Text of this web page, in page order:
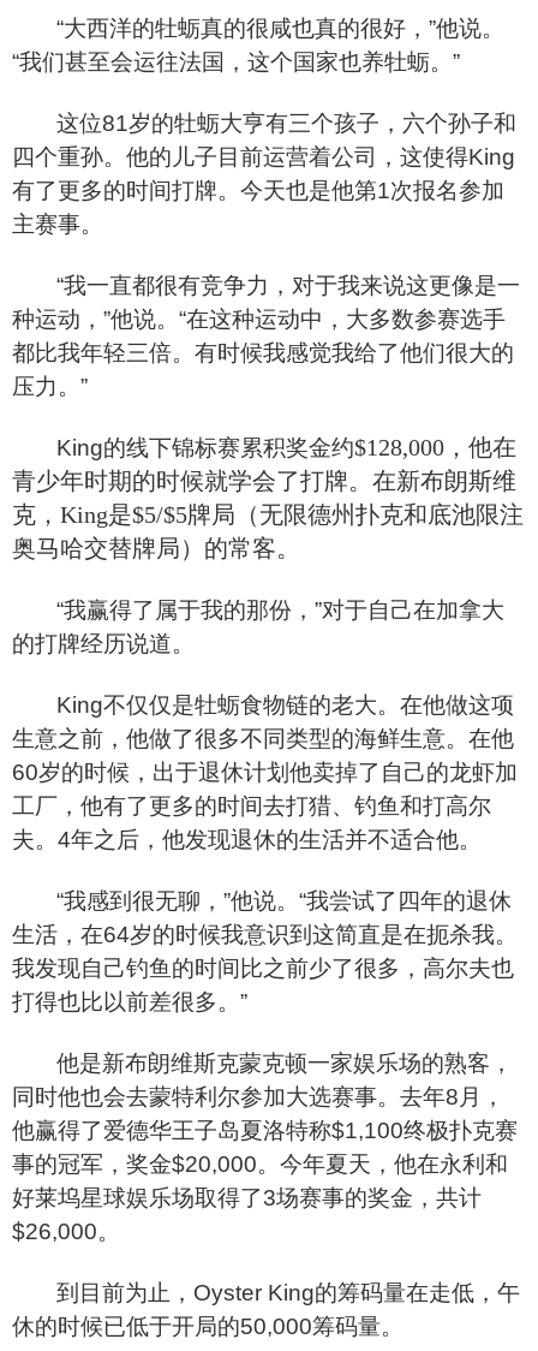
“大西洋的牡蛎真的很咸也真的很好，”他说。
“我们甚至会运往法国，这个国家也养牡蛎。”
这位81岁的牡蛎大亨有三个孩子，六个孙子和
四个重孙。他的儿子目前运营着公司，这使得King
有了更多的时间打牌。今天也是他第1次报名参加
主赛事。
“我一直都很有竞争力，对于我来说这更像是一
种运动，”他说。“在这种运动中，大多数参赛选手
都比我年轻三倍。有时候我感觉我给了他们很大的
压力。”
King的线下锦标赛累积奖金约$128,000 ，他在
青少年时期的时候就学会了打牌。在新布朗斯维
克，King是$5/$5牌局（无限德州扑克和底池限注
奥马哈交替牌局）的常客。
“我赢得了属于我的那份，”对于自己在加拿大
的打牌经历说道。
King不仅仅是牡蛎食物链的老大。在他做这项
生意之前，他做了很多不同类型的海鲜生意。在他
60岁的时候，出于退休计划他卖掉了自己的龙虾加
工厂，他有了更多的时间去打猎、钓鱼和打高尔
夫。4年之后，他发现退休的生活并不适合他。
“我感到很无聊，”他说。“我尝试了四年的退休
生活，在64岁的时候我意识到这简直是在扼杀我。
我发现自己钓鱼的时间比之前少了很多，高尔夫也
打得也比以前差很多。”
他是新布朗维斯克蒙克顿一家娱乐场的熟客，
同时他也会去蒙特利尔参加大选赛事。去年8月，
他赢得了爱德华王子岛夏洛特称$1,100终极扑克赛
事的冠军，奖金$20,000。今年夏天，他在永利和
好莱坞星球娱乐场取得了3场赛事的奖金，共计
$26,000。
到目前为止，Oyster King的筹码量在走低，午
休的时候已低于开局的50,000筹码量。